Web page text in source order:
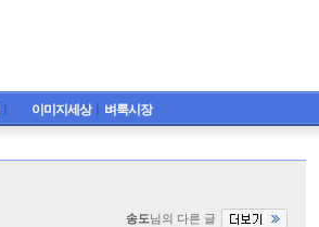
이미지세상ㅣ 벼룩시장
송도님의 다른 글